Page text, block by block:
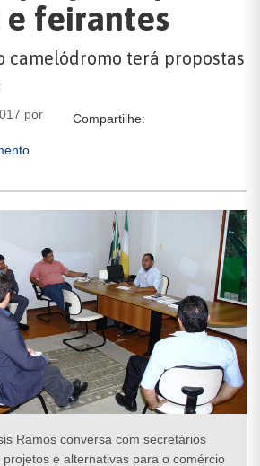
feirantes
camelódromo terá propostas
por
Compartilhe:
Ramos conversa com secretários
e alternativas para o comércio